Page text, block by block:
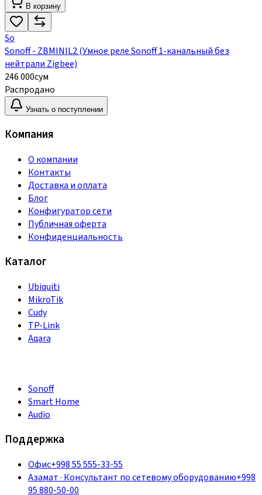
В корзину
So
Sonoff - ZBMINIL2 (Умное реле Sonoff 1-канальный без
нейтрали Zigbee)
246 000сум
Распродано
Узнать о поступлении
Компания
О компании
Контакты
Доставка и оплата
Блог
Конфигуратор сети
Публичная оферта
Конфиденциальность
Каталог
Ubiquiti
MikroTik
Cudy
TP-Link
Aqara
Sonoff
Smart Home
Audio
Поддержка
Офис+998 55 555-33-55
Азамат· Консультант по сетевому оборудованию+998
95 880-50-00